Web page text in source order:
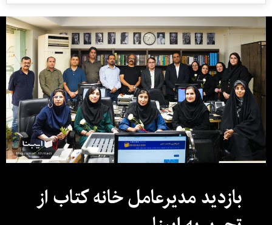
بازدید مدیرعامل خانه کتاب از